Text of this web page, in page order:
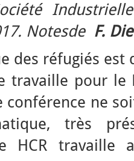
Notesde F.
des réfugiés est
travaille pour le
ne
très
HCR travaille